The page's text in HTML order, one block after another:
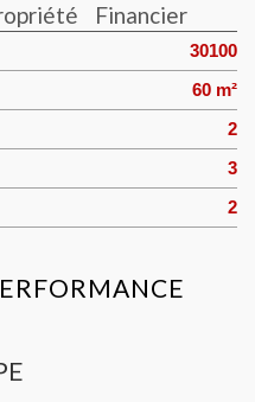
Financier
30100
60 m²
2
3
2